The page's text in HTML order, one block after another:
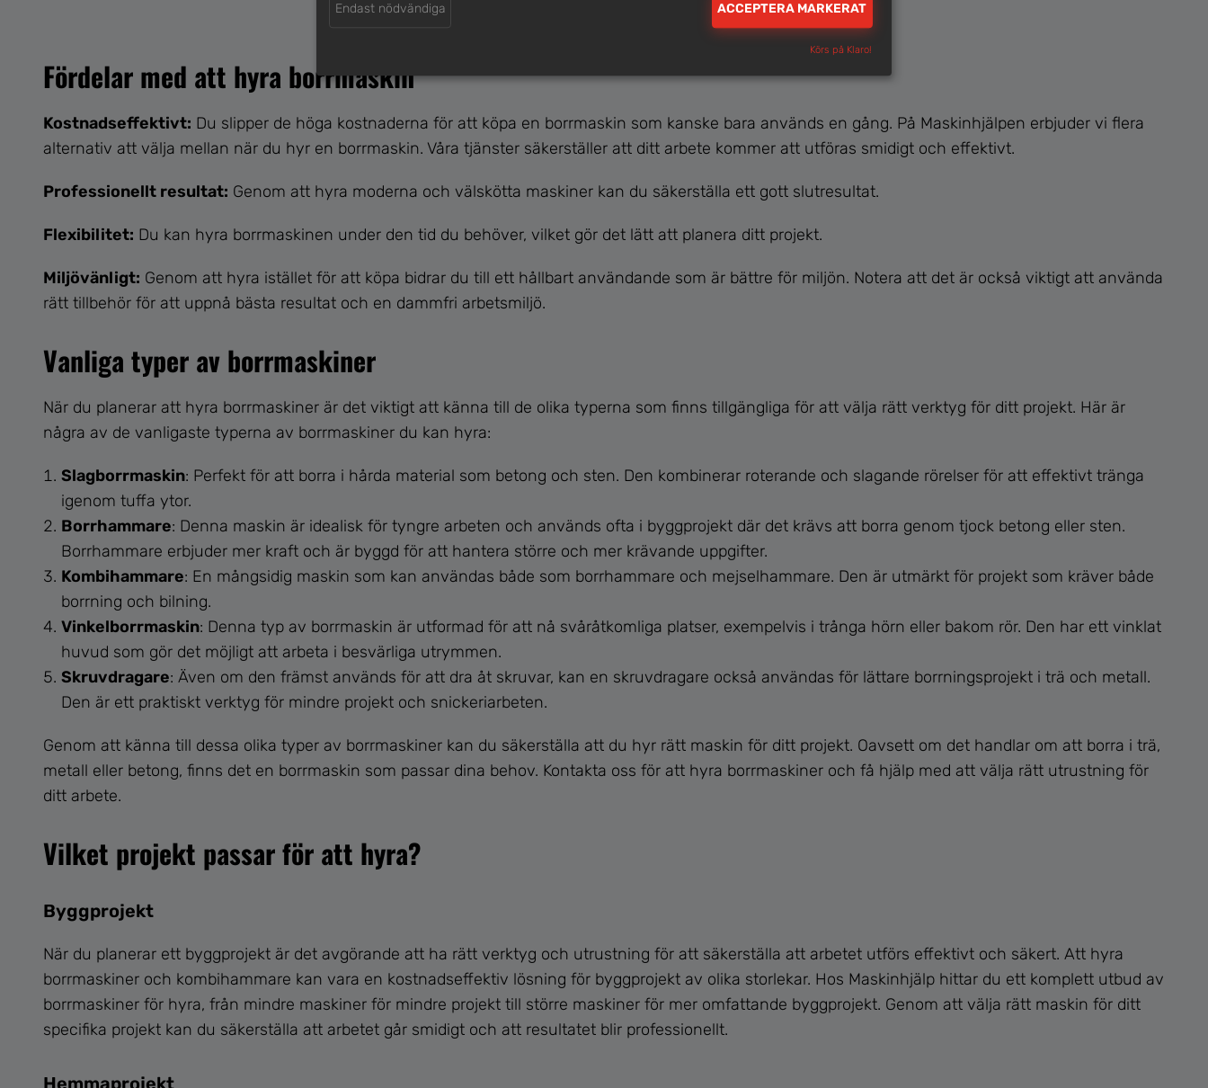
Fördelar med att hyra borrmaskin
Kostnadseffektivt: Du slipper de höga kostnaderna för att köpa en borrmaskin som kanske bara används en gång. På Maskinhjälpen erbjuder vi flera
alternativ att välja mellan när du hyr en borrmaskin. Våra tjänster säkerställer att ditt arbete kommer att utföras smidigt och effektivt.
Professionellt resultat: Genom att hyra moderna och välskötta maskiner kan du säkerställa ett gott slutresultat.
Flexibilitet: Du kan hyra borrmaskinen under den tid du behöver, vilket gör det lätt att planera ditt projekt.
Miljövänligt: Genom att hyra istället för att köpa bidrar du till ett hållbart användande som är bättre för miljön. Notera att det är också viktigt att använda
rätt tillbehör för att uppnå bästa resultat och en dammfri arbetsmiljö.
Vanliga typer av borrmaskiner
När du planerar att hyra borrmaskiner är det viktigt att känna till de olika typerna som finns tillgängliga för att välja rätt verktyg för ditt projekt. Här är
några av de vanligaste typerna av borrmaskiner du kan hyra:
Slagborrmaskin: Perfekt för att borra i hårda material som betong och sten. Den kombinerar roterande och slagande rörelser för att effektivt tränga
igenom tuffa ytor.
Borrhammare: Denna maskin är idealisk för tyngre arbeten och används ofta i byggprojekt där det krävs att borra genom tjock betong eller sten.
Borrhammare erbjuder mer kraft och är byggd för att hantera större och mer krävande uppgifter.
Kombihammare: En mångsidig maskin som kan användas både som borrhammare och mejselhammare. Den är utmärkt för projekt som kräver både
borrning och bilning.
Vinkelborrmaskin: Denna typ av borrmaskin är utformad för att nå svåråtkomliga platser, exempelvis i trånga hörn eller bakom rör. Den har ett vinklat
huvud som gör det möjligt att arbeta i besvärliga utrymmen.
Skruvdragare: Även om den främst används för att dra åt skruvar, kan en skruvdragare också användas för lättare borrningsprojekt i trä och metall.
Den är ett praktiskt verktyg för mindre projekt och snickeriarbeten.
Genom att känna till dessa olika typer av borrmaskiner kan du säkerställa att du hyr rätt maskin för ditt projekt. Oavsett om det handlar om att borra i trä,
metall eller betong, finns det en borrmaskin som passar dina behov. Kontakta oss för att hyra borrmaskiner och få hjälp med att välja rätt utrustning för
ditt arbete.
Vilket projekt passar för att hyra?
Byggprojekt
När du planerar ett byggprojekt är det avgörande att ha rätt verktyg och utrustning för att säkerställa att arbetet utförs effektivt och säkert. Att hyra
borrmaskiner och kombihammare kan vara en kostnadseffektiv lösning för byggprojekt av olika storlekar. Hos Maskinhjälp hittar du ett komplett utbud av
borrmaskiner för hyra, från mindre maskiner för mindre projekt till större maskiner för mer omfattande byggprojekt. Genom att välja rätt maskin för ditt
specifika projekt kan du säkerställa att arbetet går smidigt och att resultatet blir professionellt.
Endast nödvändiga ACCEPTERA MARKERAT
Körs på Klaro!